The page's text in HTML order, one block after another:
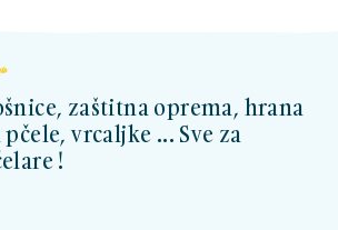
zaštitna oprema, hrana
pčele, vrcaljke ... Sve za
!